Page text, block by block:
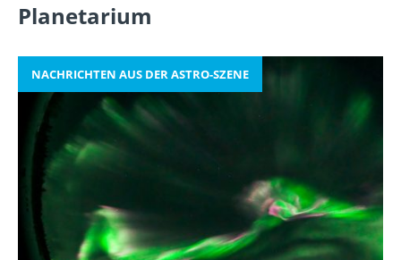
Planetarium
NACHRICHTEN AUS DER ASTRO-SZENE